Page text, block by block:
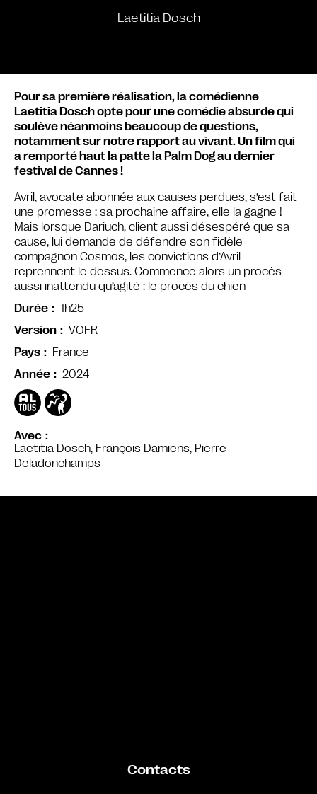
Laetitia Dosch
Avec
Laetitia Dosch, François Damiens, Pierre
Deladonchamps
Pour sa première réalisation, la comédienne
Laetitia Dosch opte pour une comédie absurde qui
soulève néanmoins beaucoup de questions,
notamment sur notre rapport au vivant. Un film qui
a remporté haut la patte la Palm Dog au dernier
festival de Cannes !
Avril, avocate abonnée aux causes perdues, s’est fait
une promesse : sa prochaine affaire, elle la gagne !
Mais lorsque Dariuch, client aussi désespéré que sa
cause, lui demande de défendre son fidèle
compagnon Cosmos, les convictions d’Avril
reprennent le dessus. Commence alors un procès
aussi inattendu qu’agité : le procès du chien
Durée
1h25
Version
VOFR
Pays
France
Année
2024
Contacts